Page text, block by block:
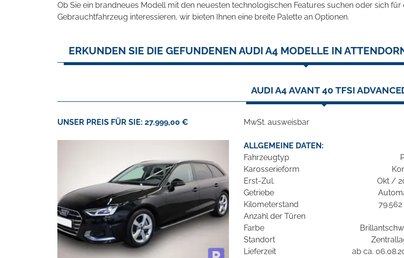
Ob Sie ein brandneues Modell mit den neuesten technologischen Features suchen oder sich
Gebrauchtfahrzeug interessieren, wir bieten Ihnen eine breite Palette an Optionen.
ERKUNDEN SIE DIE GEFUNDENEN AUDI A4 MODELLE IN
AUDI A4 AVANT 40 TFSI
UNSER PREIS FÜR SIE: 27.999,00 € MwSt. ausweisbar
ALLGEMEINE DATEN:
Fahrzeugtyp
Karosserieform
Erst-Zul.
Okt /
Getriebe
Kilometerstand
79.562
Anzahl der Türen
Farbe
Standort
Lieferzeit
ab ca.